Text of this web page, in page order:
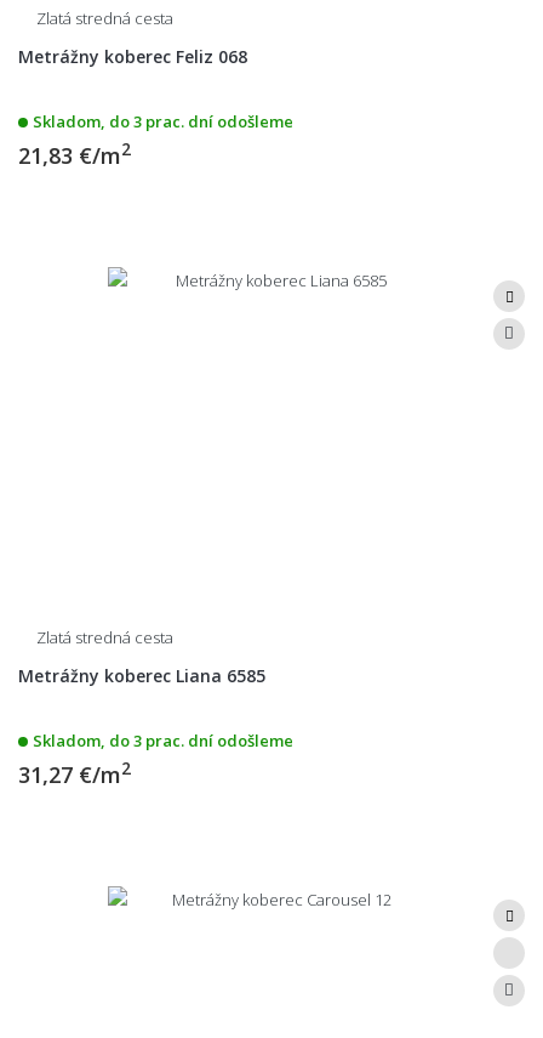
Zlatá stredná cesta
Metrážny koberec Feliz 068
Skladom, do 3 prac. dní odošleme
21,83 €/m2
Zlatá stredná cesta
Metrážny koberec Liana 6585
Skladom, do 3 prac. dní odošleme
31,27 €/m2